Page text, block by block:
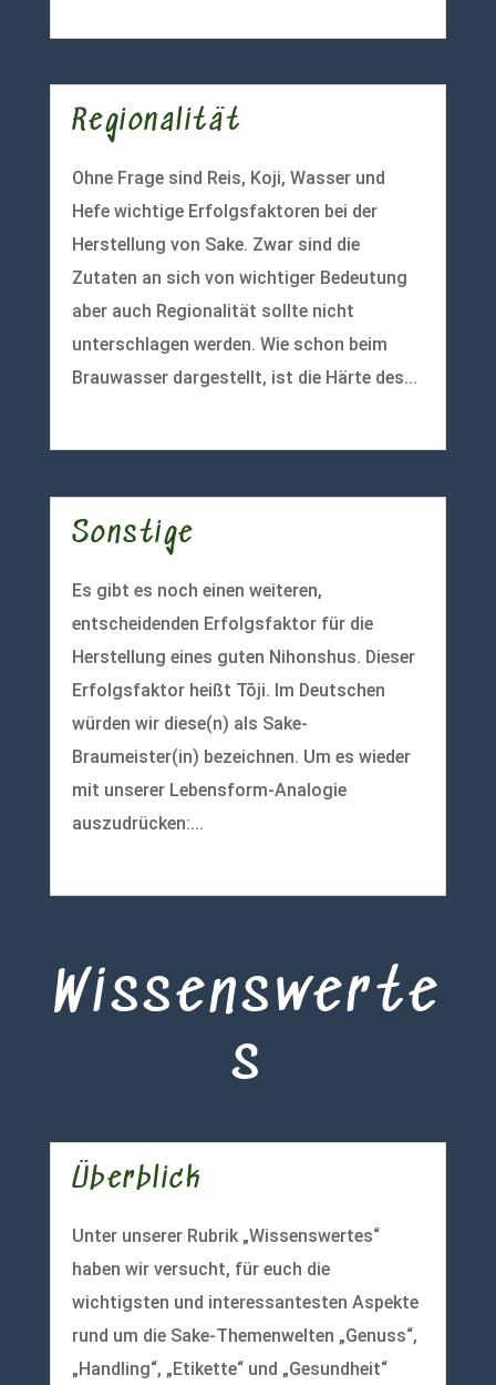
Regionalität
Ohne Frage sind Reis, Koji, Wasser und
Hefe wichtige Erfolgsfaktoren bei der
Herstellung von Sake. Zwar sind die
Zutaten an sich von wichtiger Bedeutung
aber auch Regionalität sollte nicht
unterschlagen werden. Wie schon beim
Brauwasser dargestellt, ist die Härte des...
Sonstige
Es gibt es noch einen weiteren,
entscheidenden Erfolgsfaktor für die
Herstellung eines guten Nihonshus. Dieser
Erfolgsfaktor heißt Tōji. Im Deutschen
würden wir diese(n) als Sake-
Braumeister(in) bezeichnen. Um es wieder
mit unserer Lebensform-Analogie
auszudrücken:...
Wissenswerte
s
Überblick
Unter unserer Rubrik „Wissenswertes“
haben wir versucht, für euch die
wichtigsten und interessantesten Aspekte
rund um die Sake-Themenwelten „Genuss“,
„Handling“, „Etikette“ und „Gesundheit“